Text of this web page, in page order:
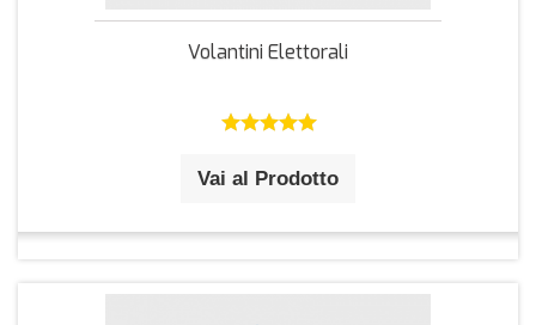
Volantini Elettorali
Vai al Prodotto